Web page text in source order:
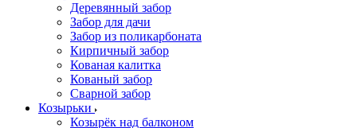
Деревянный забор
Забор для дачи
Забор из поликарбоната
Кирпичный забор
Кованая калитка
Кованый забор
Сварной забор
Козырьки
Козырёк над балконом